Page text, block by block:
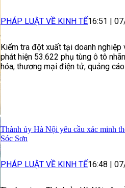
PHÁP LUẬT VỀ KINH TẾ16:51
Kiểm tra đột xuất tại doanh
phát hiện 53.622 phụ tùng ô tô
hóa, thương mại điện tử, quảng
Thành ủy Hà Nội yêu cầu xác minh
Sóc Sơn
PHÁP LUẬT VỀ KINH TẾ16:48 |